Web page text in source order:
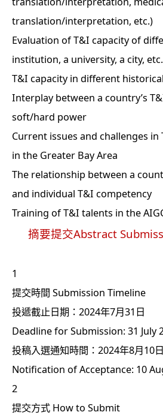
translation/interpretation, etc.)
Evaluation of T&I capacity of
institution, a university, a city,
T&I capacity in different
Interplay between a country’s
soft/hard power
Current issues and challenges
in the Greater Bay Area
The relationship between a
and individual T&I competency
Training of T&I talents in the
摘要提交Abstract
1
提交時間 Submission Timeline
投遞截止日期：2024年7月31日
Deadline for Submission: 31 July
投稿入選通知時間：2024年8月10日
Notification of Acceptance: 10
2
提交方式 How to Submit